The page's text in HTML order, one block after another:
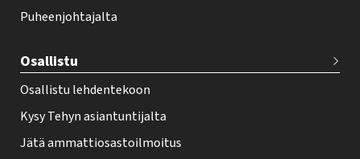
t
r
Puheenjohtajalta
Osallistu
Osallistu lehdentekoon
Kysy Tehyn asiantuntijalta
Jätä ammattiosastoilmoitus